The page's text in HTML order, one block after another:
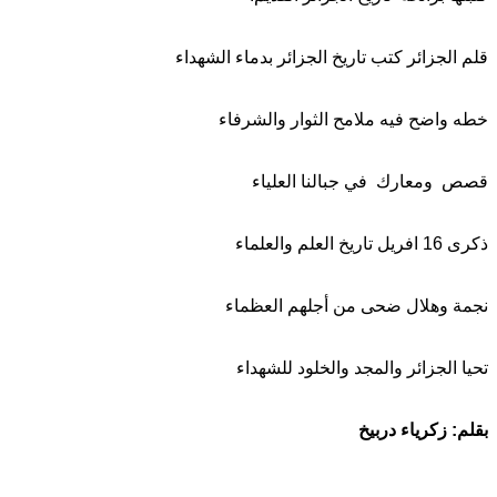
كتب تاريخ الجزائر بدماء الشهداء
فيه ملامح الثوار والشرفاء
ومعارك في جبالنا العلياء
والعلماء
وهلال ضحى من أجلهم العظماء
الجزائر والمجد والخلود للشهداء
زكرياء دربيخ